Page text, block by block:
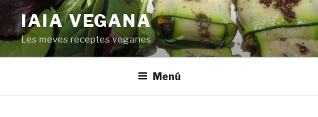
Saltar
contenido
IAIA VEGANA
Les meves receptes veganes
Menú